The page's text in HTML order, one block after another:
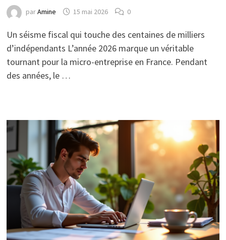
parAmine 15 mai 2026 0
Un séisme fiscal qui touche des centaines de milliers
d’indépendants L’année 2026 marque un véritable
tournant pour la micro-entreprise en France. Pendant
des années, le …